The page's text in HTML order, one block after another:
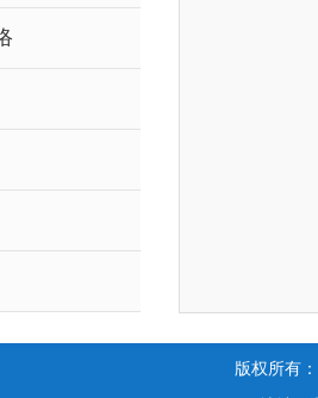
版权所有